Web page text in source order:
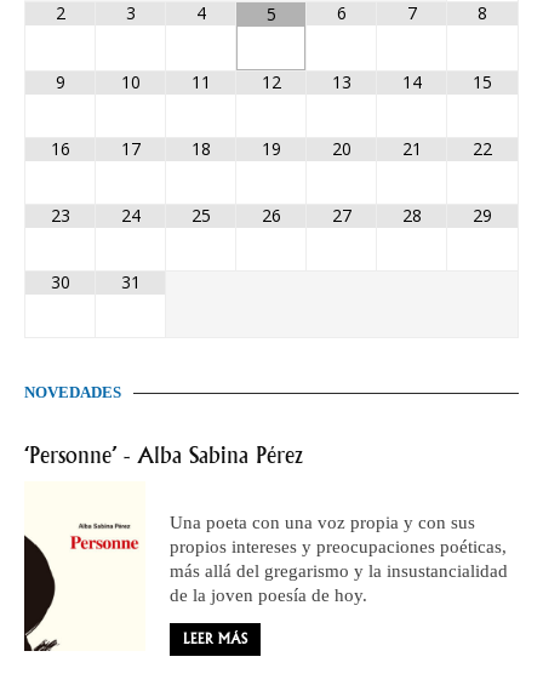
2 3 4 5 6 7 8
9 10 11 12 13 14 15
16 17 18 19 20 21 22
23 24 25 26 27 28 29
30 31
NOVEDADES
‘Personne’ - Alba Sabina Pérez
Una poeta con una voz propia y con sus
propios intereses y preocupaciones poéticas,
más allá del gregarismo y la insustancialidad
de la joven poesía de hoy.
LEER MÁS